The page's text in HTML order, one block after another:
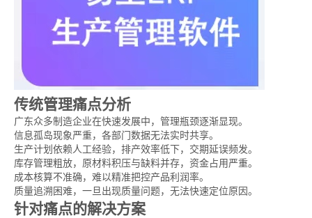
传统管理痛点分析
广东众多制造企业在快速发展中，管理瓶颈逐渐显现。
信息孤岛现象严重，各部门数据无法实时共享。
生产计划依赖人工经验，排产效率低下，交期延误频发。
库存管理粗放，原材料积压与缺料并存，资金占用严重。
成本核算不准确，难以精准把控产品利润率。
质量追溯困难，一旦出现质量问题，无法快速定位原因。
针对痛点的解决方案